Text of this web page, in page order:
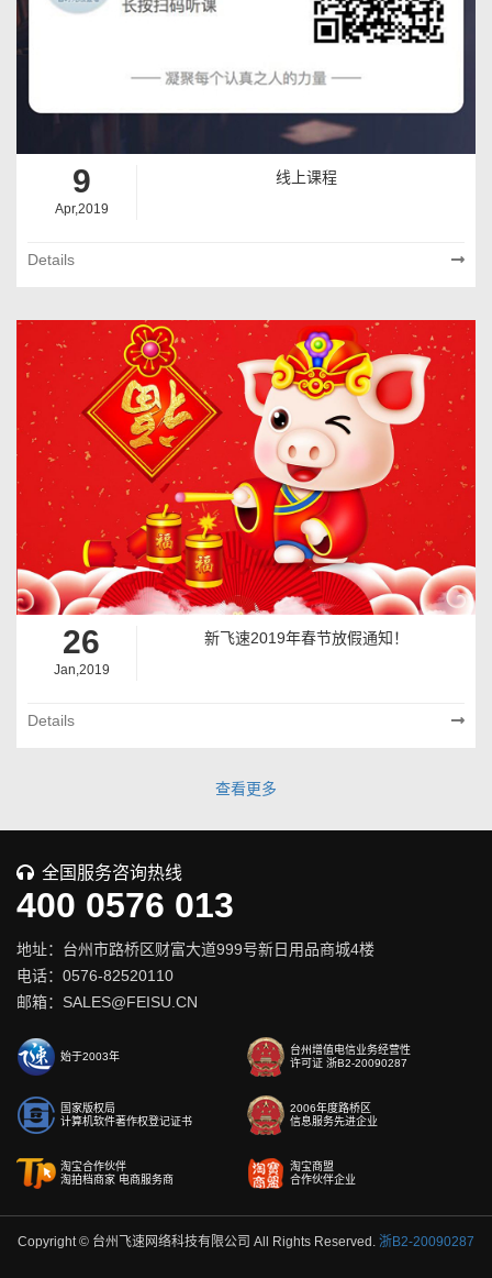
9
Apr,2019
线上课程
Details
26
Jan,2019
新飞速2019年春节放假通知！
Details
查看更多
全国服务咨询热线
400 0576 013
地址：台州市路桥区财富大道999号新日用品商城4楼
电话：0576-82520110
邮箱：SALES@FEISU.CN
始于2003年
台州增值电信业务经营性
许可证 浙B2-20090287
国家版权局
计算机软件著作权登记证书
2006年度路桥区
信息服务先进企业
淘宝合作伙伴
淘拍档商家 电商服务商
淘宝商盟
合作伙伴企业
Copyright © 台州飞速网络科技有限公司 All Rights Reserved. 浙B2-20090287